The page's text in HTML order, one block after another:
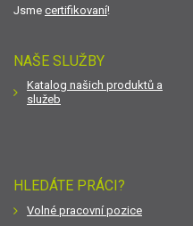
Jsme certifikovaní!
NAŠE SLUŽBY
Katalog našich produktů a
služeb
HLEDÁTE PRÁCI?
Volné pracovní pozice